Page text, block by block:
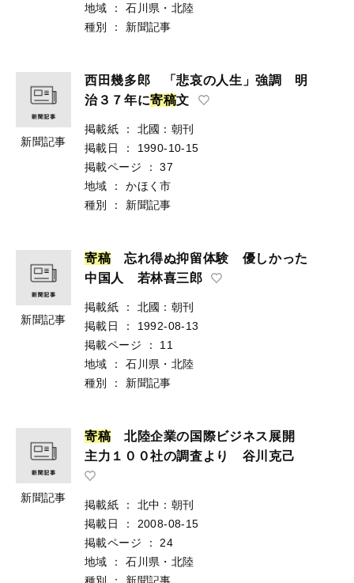
地域
：
石川県・北陸
種別
： 新聞記事
新聞記事
西田幾多郎 「悲哀の人生」強調 明
治３７年に寄稿文
掲載紙 ：
北國：朝刊
掲載日
：
1990-10-15
掲載ページ
：
37
地域
：
かほく市
種別
： 新聞記事
新聞記事
寄稿 忘れ得ぬ抑留体験 優しかった
中国人 若林喜三郎
掲載紙 ：
北國：朝刊
掲載日
：
1992-08-13
掲載ページ
：
11
地域
：
石川県・北陸
種別
： 新聞記事
新聞記事
寄稿 北陸企業の国際ビジネス展開
主力１００社の調査より 谷川克己
掲載紙 ：
北中：朝刊
掲載日
：
2008-08-15
掲載ページ
：
24
地域
：
石川県・北陸
種別
： 新聞記事